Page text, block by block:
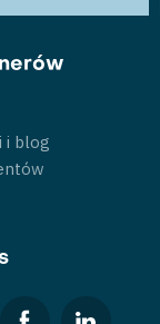
i blog